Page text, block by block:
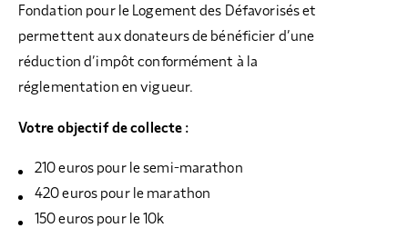
Fondation pour le Logement des Défavorisés et
permettent aux donateurs de bénéficier d’une
réduction d’impôt conformément à la
réglementation en vigueur.
Votre objectif de collecte :
210 euros pour le semi-marathon
420 euros pour le marathon
150 euros pour le 10k